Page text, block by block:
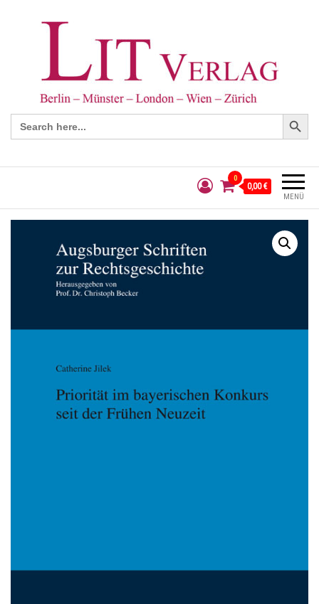
Search
for:
Search Button
MENÜ
0
0,00 €